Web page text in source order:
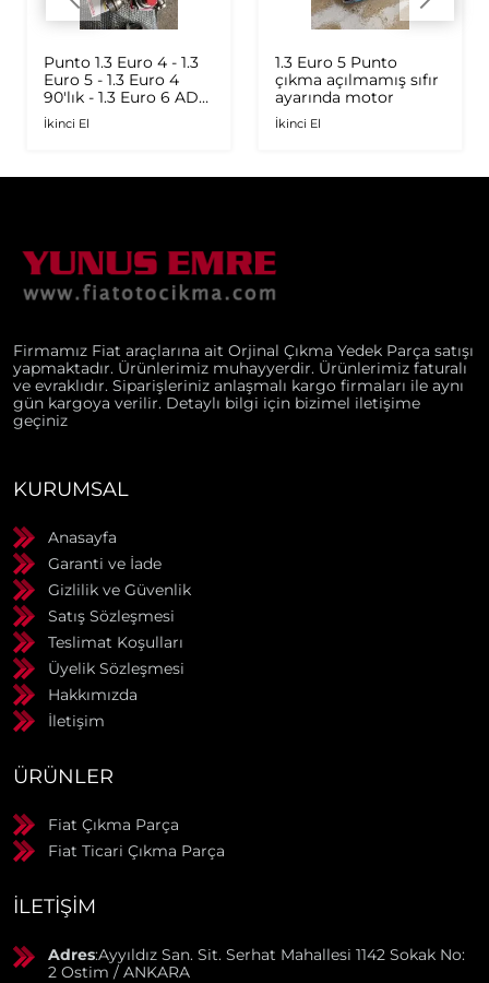
Punto 1.3 Euro 4 - 1.3
Euro 5 - 1.3 Euro 4
90'lık - 1.3 Euro 6 AD
Plus 1.6 Multijet - 1.9
JTD Orijinal Turbo
İkinci El
1.3 Euro 5 Punto
çıkma açılmamış sıfır
ayarında motor
İkinci El
Firmamız Fiat araçlarına ait Orjinal Çıkma Yedek Parça satışı
yapmaktadır. Ürünlerimiz muhayyerdir. Ürünlerimiz faturalı
ve evraklıdır. Siparişleriniz anlaşmalı kargo firmaları ile aynı
gün kargoya verilir. Detaylı bilgi için bizimel iletişime
geçiniz
KURUMSAL
Anasayfa
Garanti ve İade
Gizlilik ve Güvenlik
Satış Sözleşmesi
Teslimat Koşulları
Üyelik Sözleşmesi
Hakkımızda
İletişim
ÜRÜNLER
Fiat Çıkma Parça
Fiat Ticari Çıkma Parça
İLETIŞIM
Adres:Ayyıldız San. Sit. Serhat Mahallesi 1142 Sokak No:
2 Ostim / ANKARA